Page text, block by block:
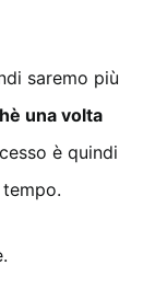
saremo più
una volta
è quindi